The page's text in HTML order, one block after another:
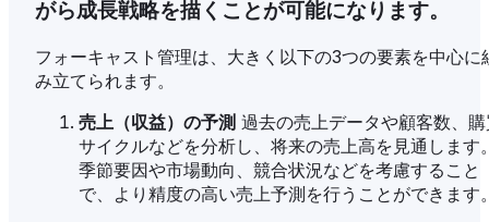
がら成長戦略を描くことが可能になります。
フォーキャスト管理は、大きく以下の3つの要素を中心に
み立てられます。
売上（収益）の予測 過去の売上データや顧客数、
サイクルなどを分析し、将来の売上高を見通します
季節要因や市場動向、競合状況などを考慮すること
で、より精度の高い売上予測を行うことができます